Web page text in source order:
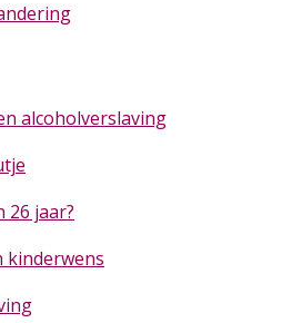
alcoholverslaving
26 jaar?
kinderwens